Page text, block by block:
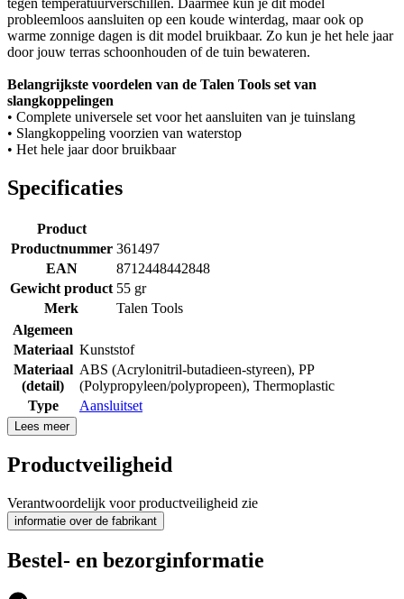
probleemloos aansluiten op een koude winterdag, maar ook op
warme zonnige dagen is dit model bruikbaar. Zo kun je het hele jaar
door jouw terras schoonhouden of de tuin bewateren.
Belangrijkste voordelen van de Talen Tools set van
slangkoppelingen
• Complete universele set voor het aansluiten van je tuinslang
• Slangkoppeling voorzien van waterstop
• Het hele jaar door bruikbaar
Specificaties
Product
Productnummer 361497
EAN
8712448442848
Gewicht product 55 gr
Merk
Talen Tools
Algemeen
Materiaal Kunststof
Materiaal
(detail)
ABS (Acrylonitril-butadieen-styreen), PP
(Polypropyleen/polypropeen), Thermoplastic
Type
Aansluitset
Lees meer
Productveiligheid
Verantwoordelijk voor productveiligheid zie
informatie over de fabrikant
Bestel- en bezorginformatie